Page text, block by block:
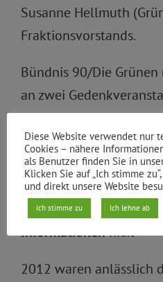
Susanne Hellmuth
Fraktionsvorstands.
Bündnis 90/Die
an zwei
Berliner Antifa
21.11., um 17 Uhr eine
Samstag, 23.11., um
Demonstration.
Bahnhof
Informationenhier.
2012 waren anlässlich
Diese Website verwendet nur
Cookies – nähere
als Benutzer finden Sie in
Klicken Sie auf „Ich stimme
und direkt unsere Website
Ich stimme zu Ich lehne ab